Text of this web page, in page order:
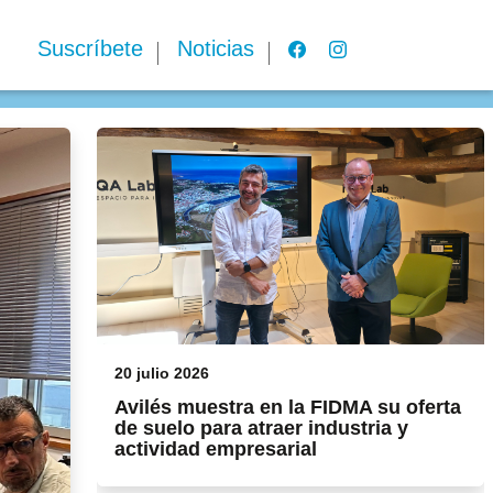
Suscríbete Noticias
20 julio 2026
Avilés muestra en la FIDMA su oferta
de suelo para atraer industria y
actividad empresarial